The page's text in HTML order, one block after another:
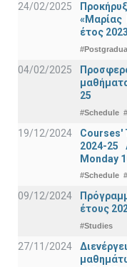
24/02/2025
«Μαρίας
έτος
04/02/2025
25
#Schedule
19/12/2024
Courses'
2024-25
Monday
#Schedule
09/12/2024
έτους
#Studies
27/11/2024